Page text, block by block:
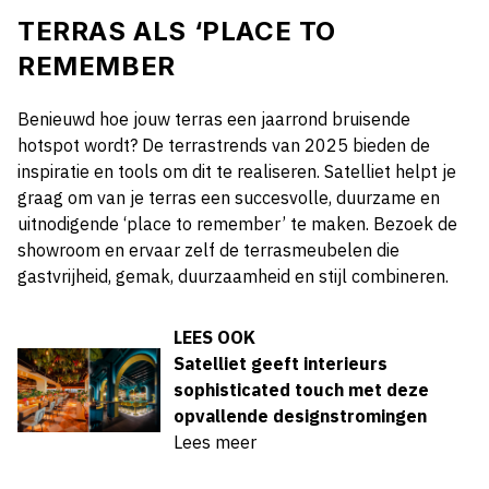
TERRAS ALS ‘PLACE TO
REMEMBER
Benieuwd hoe jouw terras een jaarrond bruisende
hotspot wordt? De terrastrends van 2025 bieden de
inspiratie en tools om dit te realiseren. Satelliet helpt je
graag om van je terras een succesvolle, duurzame en
uitnodigende ‘place to remember’ te maken. Bezoek de
showroom en ervaar zelf de terrasmeubelen die
gastvrijheid, gemak, duurzaamheid en stijl combineren.
LEES OOK
Satelliet geeft interieurs
sophisticated touch met deze
opvallende designstromingen
Lees meer